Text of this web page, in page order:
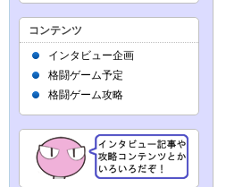
コンテンツ
インタビュー企画
格闘ゲーム予定
格闘ゲーム攻略